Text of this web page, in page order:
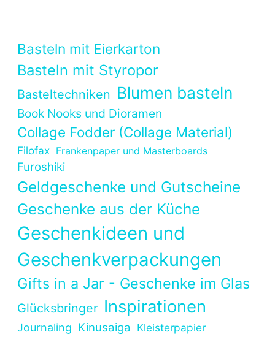
Basteln mit Eierkarton
Basteln mit Styropor
Basteltechniken Blumen basteln
Book Nooks und Dioramen
Collage Fodder (Collage Material)
Filofax Frankenpaper und Masterboards
Furoshiki
Geldgeschenke und Gutscheine
Geschenke aus der Küche
Geschenkideen und
Geschenkverpackungen
Gifts in a Jar - Geschenke im Glas
Glücksbringer Inspirationen
Journaling Kinusaiga Kleisterpapier